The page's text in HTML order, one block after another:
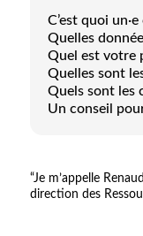
C’est quoi
Quelles
Quel est votre
Quelles sont
Quels sont les
Un conseil
“Je m’appelle
direction des